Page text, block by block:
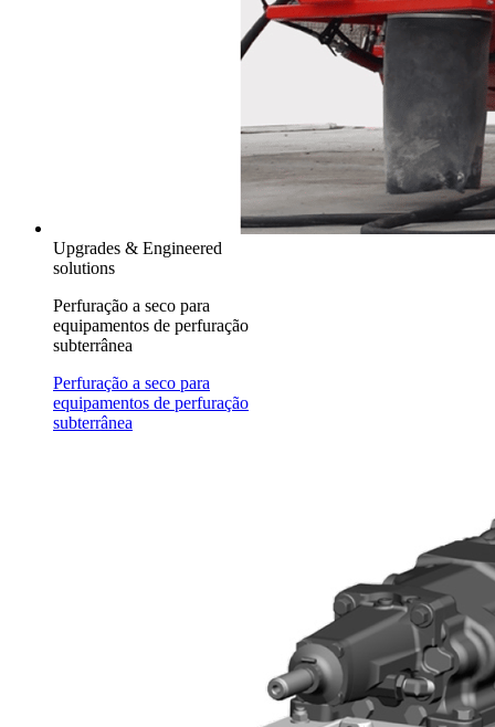
Upgrades & Engineered
solutions
Perfuração a seco para
equipamentos de perfuração
subterrânea
Perfuração a seco para
equipamentos de perfuração
subterrânea